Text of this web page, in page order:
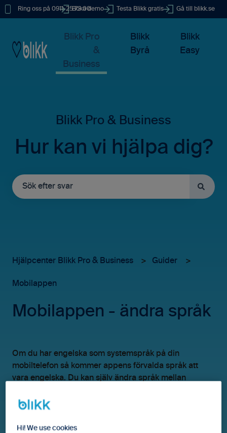
Ring oss på 0911-25 73 00
Boka demo Testa Blikk gratis Gå till blikk.se
Blikk Pro
&
Business
Blikk
Byrå
Blikk
Easy
Hur kan vi hjälpa dig?
Hjälpcenter Blikk Pro & Business Guider
Mobilappen
Mobilappen - ändra språk
Om du har engelska som systemspråk på din
mobiltelefon så kommer appens förvalda språk att
vara engelska. Du kan själv ändra språk mellan
Hi! We use cookies